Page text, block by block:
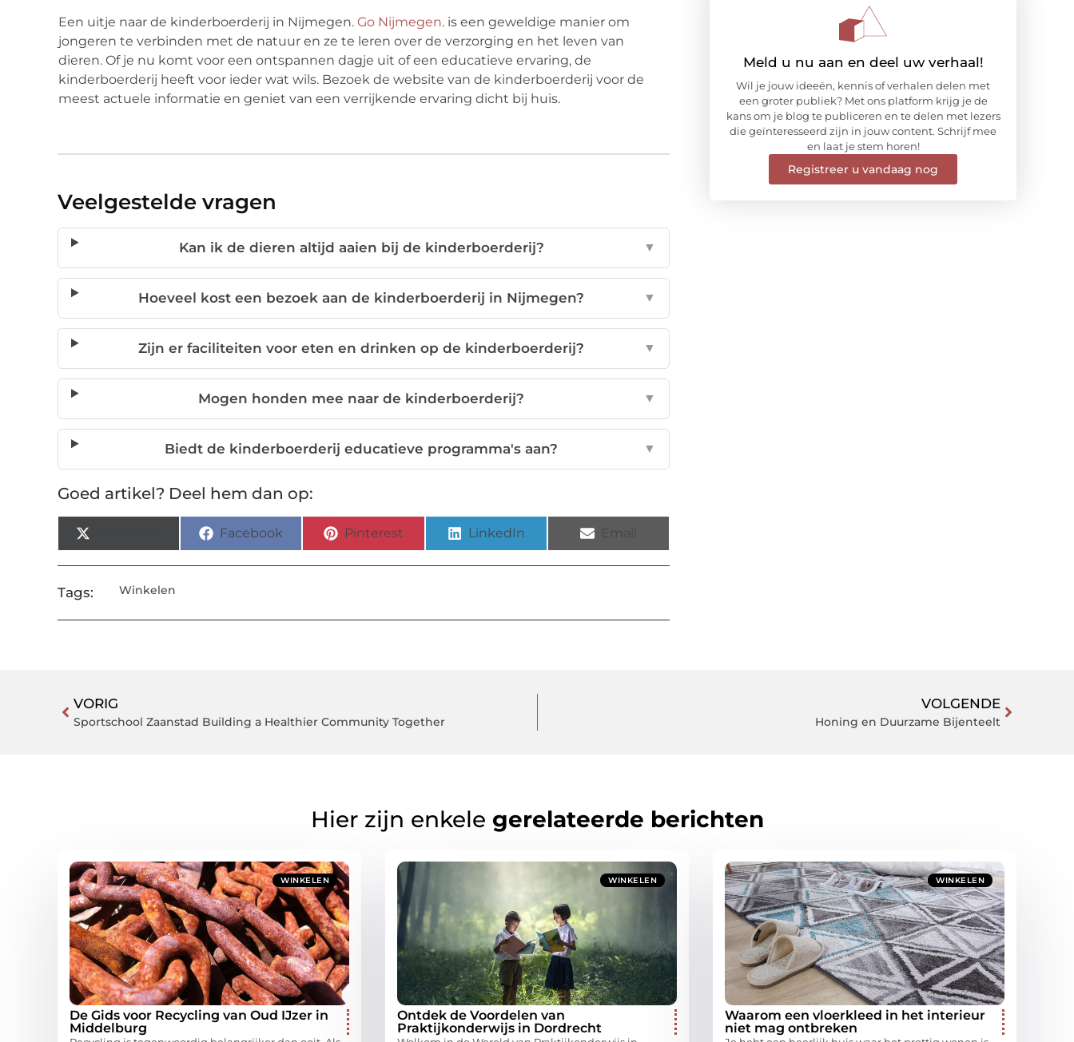
Een uitje naar de kinderboerderij in Nijmegen. Go Nijmegen. is een geweldige manier om
jongeren te verbinden met de natuur en ze te leren over de verzorging en het leven van
dieren. Of je nu komt voor een ontspannen dagje uit of een educatieve ervaring, de
kinderboerderij heeft voor ieder wat wils. Bezoek de website van de kinderboerderij voor de
meest actuele informatie en geniet van een verrijkende ervaring dicht bij huis.
Veelgestelde vragen
Kan ik de dieren altijd aaien bij de kinderboerderij? ▼
Hoeveel kost een bezoek aan de kinderboerderij in Nijmegen? ▼
Zijn er faciliteiten voor eten en drinken op de kinderboerderij? ▼
Mogen honden mee naar de kinderboerderij? ▼
Biedt de kinderboerderij educatieve programma's aan? ▼
Goed artikel? Deel hem dan op:
Facebook Pinterest LinkedIn
Tags: Winkelen
Meld u nu aan en deel uw verhaal!
Wil je jouw ideeën, kennis of verhalen delen met
een groter publiek? Met ons platform krijg je de
kans om je blog te publiceren en te delen met lezers
die geïnteresseerd zijn in jouw content. Schrijf mee
en laat je stem horen!
Registreer u vandaag nog
VORIG
Sportschool Zaanstad Building a Healthier Community Together
VOLGENDE
Honing en Duurzame Bijenteelt
Hier zijn enkele gerelateerde berichten
WINKELEN
De Gids voor Recycling van Oud IJzer in
Middelburg
WINKELEN
Ontdek de Voordelen van
Praktijkonderwijs in Dordrecht
WINKELEN
Waarom een vloerkleed in het interieur
niet mag ontbreken